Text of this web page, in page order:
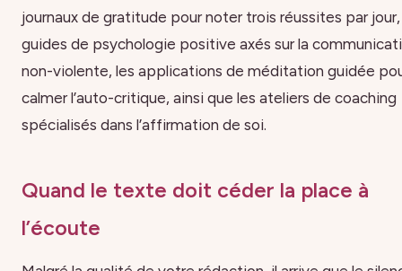
journaux de gratitude pour noter trois réussites par
guides de psychologie positive axés sur la
non-violente, les applications de méditation guidée
calmer l’auto-critique, ainsi que les ateliers de coaching
spécialisés dans l’affirmation de soi.
Quand le texte doit céder la place à
l’écoute